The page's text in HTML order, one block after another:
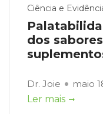
Ciência e
dos
Dr. Joie
maio
Ler mais